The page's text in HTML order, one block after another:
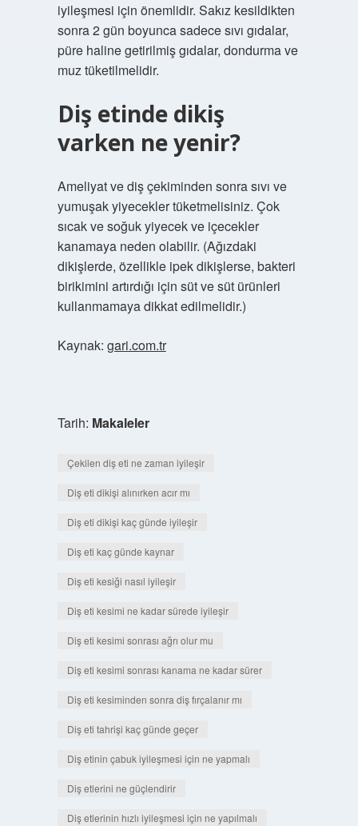
iyileşmesi için önemlidir. Sakız kesildikten
sonra 2 gün boyunca sadece sıvı gıdalar,
püre haline getirilmiş gıdalar, dondurma ve
muz tüketilmelidir.
Diş etinde dikiş
varken ne yenir?
Ameliyat ve diş çekiminden sonra sıvı ve
yumuşak yiyecekler tüketmelisiniz. Çok
sıcak ve soğuk yiyecek ve içecekler
kanamaya neden olabilir. (Ağızdaki
dikişlerde, özellikle ipek dikişlerse, bakteri
birikimini artırdığı için süt ve süt ürünleri
kullanmamaya dikkat edilmelidir.)
Kaynak: gari.com.tr
Tarih: Makaleler
Çekilen diş eti ne zaman iyileşir
Diş eti dikişi alınırken acır mı
Diş eti dikişi kaç günde iyileşir
Diş eti kaç günde kaynar
Diş eti kesiği nasıl iyileşir
Diş eti kesimi ne kadar sürede iyileşir
Diş eti kesimi sonrası ağrı olur mu
Diş eti kesimi sonrası kanama ne kadar sürer
Diş eti kesiminden sonra diş fırçalanır mı
Diş eti tahrişi kaç günde geçer
Diş etinin çabuk iyileşmesi için ne yapmalı
Diş etlerini ne güçlendirir
Diş etlerinin hızlı iyileşmesi için ne yapılmalı